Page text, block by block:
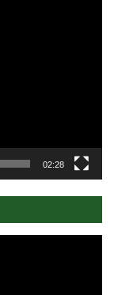
02:28